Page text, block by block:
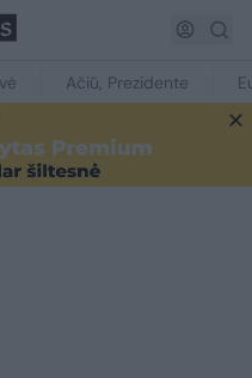
Ačiū, Prezidente